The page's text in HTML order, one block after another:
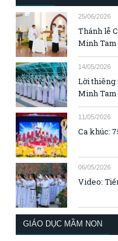
25/06/2026
Thánh lễ
Minh Tam
14/05/2026
Lời thiêng
Minh
11/05/2026
Ca khúc:
06/05/2026
Video:
GIÁO DỤC MẦM NON